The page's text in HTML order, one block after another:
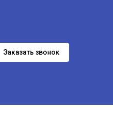
Заказать звонок